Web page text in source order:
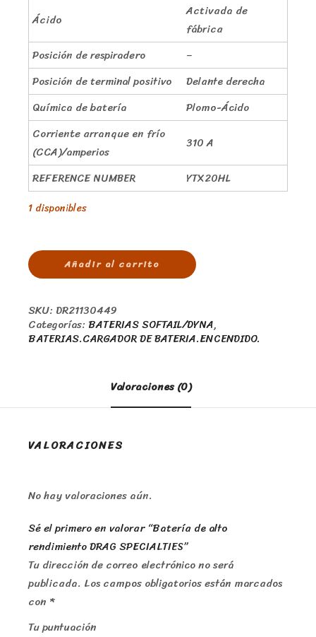
Ácido
Activada de
fábrica
Posición de respiradero
–
Posición de terminal positivo
Delante derecha
Química de batería
Plomo-Ácido
Corriente arranque en frío
(CCA)/amperios
310 A
REFERENCE NUMBER
YTX20HL
1 disponibles
Añadir al carrito
SKU: DR21130449
Categorías: BATERIAS SOFTAIL/DYNA,
BATERIAS.CARGADOR DE BATERIA.ENCENDIDO.
Valoraciones (0)
VALORACIONES
No hay valoraciones aún.
Sé el primero en valorar “Batería de alto
rendimiento DRAG SPECIALTIES”
Tu dirección de correo electrónico no será
publicada. Los campos obligatorios están marcados
con *
Tu puntuación